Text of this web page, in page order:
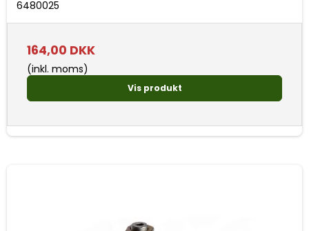
6480025
164,00 DKK
(inkl. moms)
Vis produkt